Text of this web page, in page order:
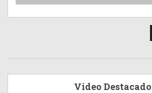
Video Destacado